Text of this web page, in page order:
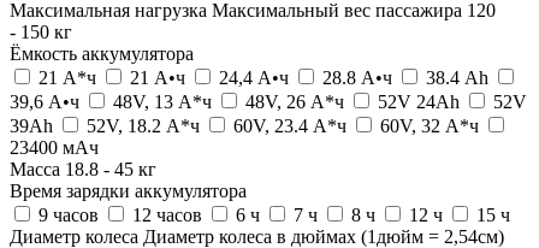
Максимальная нагрузка Максимальный вес пассажира 120
- 150 кг
Ёмкость аккумулятора
21 А*ч
21 А•ч 24,4 А•ч 28.8 А•ч
38.4 Ah
39,6 А•ч
48V, 13 А*ч 48V, 26 А*ч 52V 24Ah
52V
39Ah
52V, 18.2 А*ч 60V, 23.4 А*ч
60V, 32 А*ч
23400 мАч
Масса 18.8 - 45 кг
Время зарядки аккумулятора
9 часов
12 часов 6 ч 7 ч 8 ч 12 ч
15 ч
Диаметр колеса Диаметр колеса в дюймах (1дюйм = 2,54см)